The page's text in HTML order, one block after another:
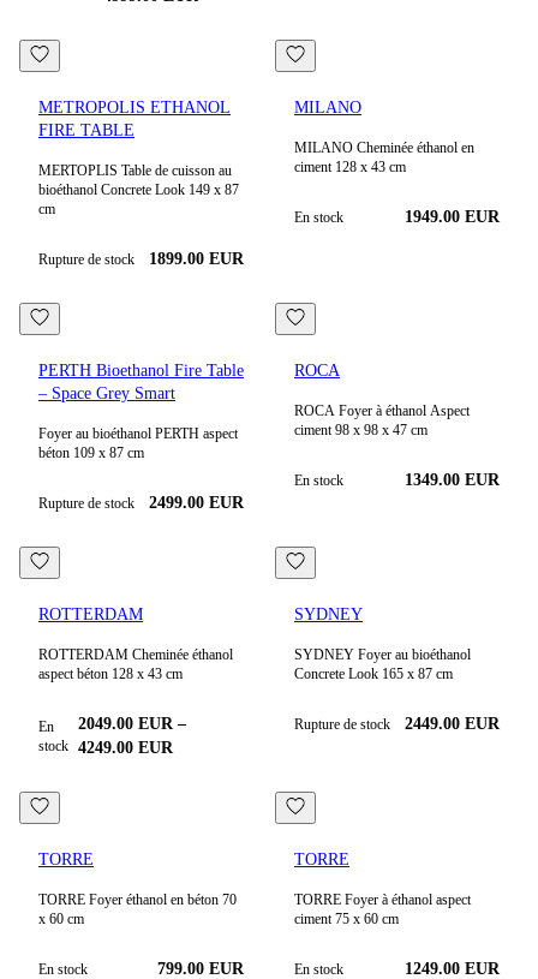
METROPOLIS ETHANOL
FIRE TABLE
MERTOPLIS Table de cuisson au
bioéthanol Concrete Look 149 x 87
cm
Rupture de stock 1899.00 EUR
MILANO
MILANO Cheminée éthanol en
ciment 128 x 43 cm
En stock 1949.00 EUR
PERTH Bioethanol Fire Table
– Space Grey Smart
Foyer au bioéthanol PERTH aspect
béton 109 x 87 cm
Rupture de stock 2499.00 EUR
ROCA
ROCA Foyer à éthanol Aspect
ciment 98 x 98 x 47 cm
En stock 1349.00 EUR
ROTTERDAM
ROTTERDAM Cheminée éthanol
aspect béton 128 x 43 cm
En
stock
2049.00 EUR –
4249.00 EUR
SYDNEY
SYDNEY Foyer au bioéthanol
Concrete Look 165 x 87 cm
Rupture de stock 2449.00 EUR
TORRE
TORRE Foyer éthanol en béton 70
x 60 cm
En stock 799.00 EUR
TORRE
TORRE Foyer à éthanol aspect
ciment 75 x 60 cm
En stock 1249.00 EUR